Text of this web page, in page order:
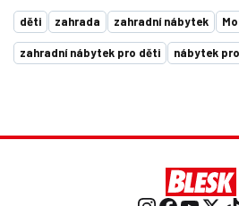
děti zahrada zahradní nábytek
zahradní nábytek pro děti nábytek